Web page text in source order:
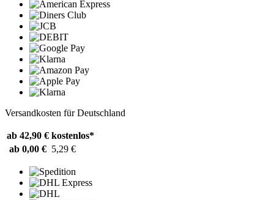
Versandkosten für Deutschland
ab 42,90 € kostenlos*
ab 0,00 € 5,29 €